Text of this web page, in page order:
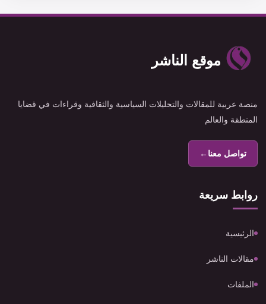
موقع الناشر
منصة عربية للمقالات والتحليلات السياسية والثقافية وقراءات في قضايا
المنطقة والعالم
تواصل معنا←
روابط سريعة
الرئيسية
مقالات الناشر
الملفات